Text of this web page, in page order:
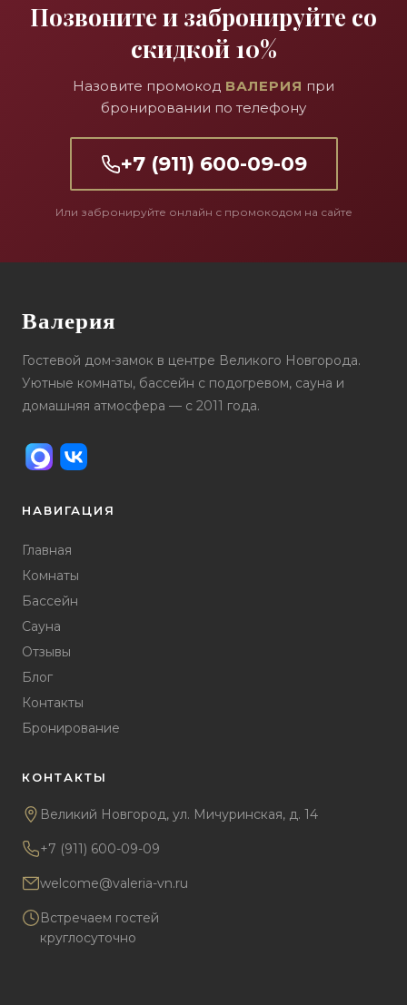
Позвоните и забронируйте со
скидкой 10%
Назовите промокод ВАЛЕРИЯ при
бронировании по телефону
+7 (911) 600-09-09
Или забронируйте онлайн с промокодом на сайте
Валерия
Гостевой дом-замок в центре Великого Новгорода.
Уютные комнаты, бассейн с подогревом, сауна и
домашняя атмосфера — с 2011 года.
НАВИГАЦИЯ
Главная
Комнаты
Бассейн
Сауна
Отзывы
Блог
Контакты
Бронирование
КОНТАКТЫ
Великий Новгород, ул. Мичуринская, д. 14
+7 (911) 600-09-09
welcome@valeria-vn.ru
Встречаем гостей
круглосуточно